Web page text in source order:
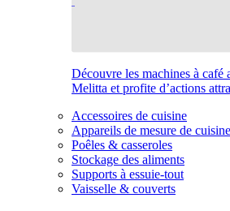
Découvre les machines à café
Melitta et profite d’actions
Accessoires de cuisine
Appareils de mesure de cuisine
Poêles & casseroles
Stockage des aliments
Supports à essuie-tout
Vaisselle & couverts